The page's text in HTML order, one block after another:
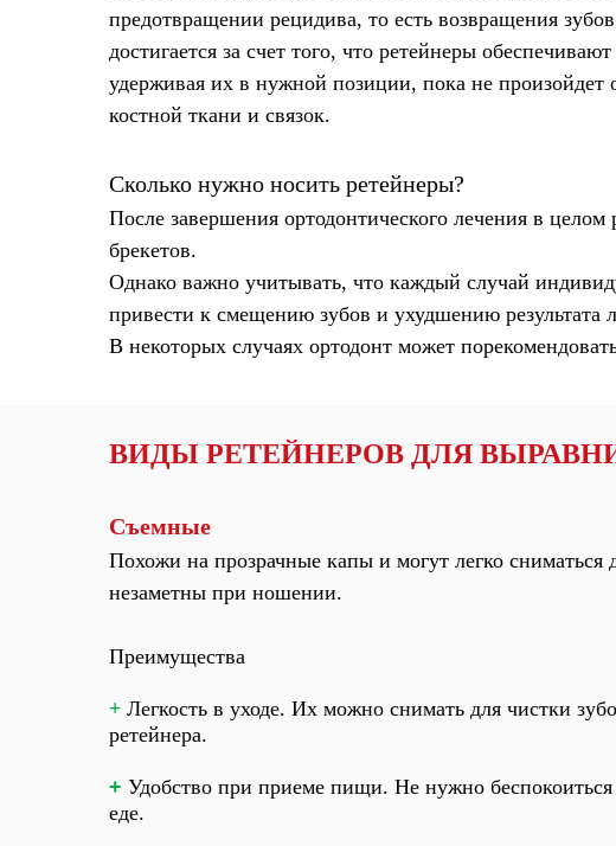
предотвращении рецидива, то есть возвращения
достигается за счет того, что ретейнеры
удерживая их в нужной позиции, пока не произойдет
костной ткани и связок.
Сколько нужно носить ретейнеры?
После завершения ортодонтического лечения в
брекетов.
Однако важно учитывать, что каждый случай
привести к смещению зубов и ухудшению результата
В некоторых случаях ортодонт может
ВИДЫ РЕТЕЙНЕРОВ ДЛЯ
Съемные
Похожи на прозрачные капы и могут легко
незаметны при ношении.
Преимущества
+ Легкость в уходе. Их можно снимать для чистки
ретейнера.
+ Удобство при приеме пищи. Не нужно беспокоиться
еде.